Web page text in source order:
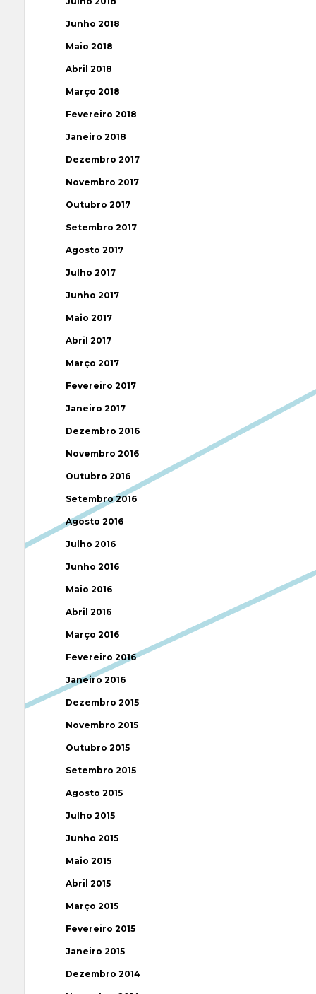
Junho 2018
Maio 2018
Abril 2018
Março 2018
Fevereiro 2018
Janeiro 2018
Dezembro 2017
Novembro 2017
Outubro 2017
Setembro 2017
Agosto 2017
Julho 2017
Junho 2017
Maio 2017
Abril 2017
Março 2017
Fevereiro 2017
Janeiro 2017
Dezembro 2016
Novembro 2016
Outubro 2016
Setembro 2016
Agosto 2016
Julho 2016
Junho 2016
Maio 2016
Abril 2016
Março 2016
Fevereiro 2016
Janeiro 2016
Dezembro 2015
Novembro 2015
Outubro 2015
Setembro 2015
Agosto 2015
Julho 2015
Junho 2015
Maio 2015
Abril 2015
Março 2015
Fevereiro 2015
Janeiro 2015
Dezembro 2014